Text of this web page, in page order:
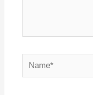
Name*